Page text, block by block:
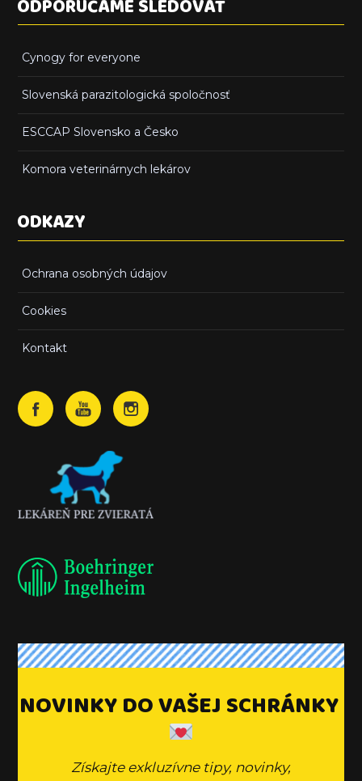
ODPORÚČAME SLEDOVAŤ
Cynogy for everyone
Slovenská parazitologická spoločnosť
ESCCAP Slovensko a Česko
Komora veterinárnych lekárov
ODKAZY
Ochrana osobných údajov
Cookies
Kontakt
NOVINKY DO VAŠEJ SCHRÁNKY
Získajte exkluzívne tipy, novinky,